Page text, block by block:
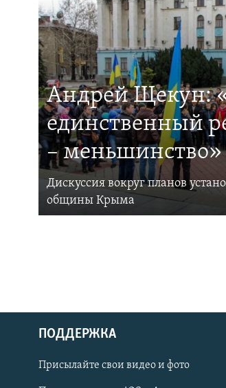
Українською
Андрей Щекун:
единственный
– меньшинство»
Дискуссия вокруг планов
общины Крыма
ПОДДЕРЖКА
Присылайте свои видео и фото